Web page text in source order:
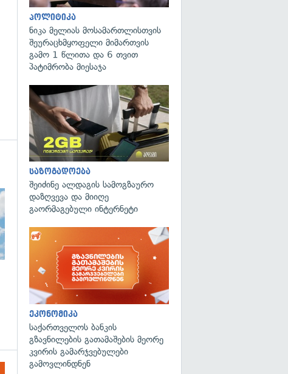
გადახედვა
პოლიტიკა
ნიკა მელიას მოსამართლისთვის
შეურაცხმყოფელი მიმართვის
გამო 1 წლითა და 6 თვით
პატიმრობა მიესაჯა
საზოგადოება
შეიძინე ალდაგის სამოგზაურო
დაზღვევა და მიიღე
გაორმაგებული ინტერნეტი
ეკონომიკა
საქართველოს ბანკის
გზავნილების გათამაშების მეორე
კვირის გამარჯვებულები
გამოვლინდნენ